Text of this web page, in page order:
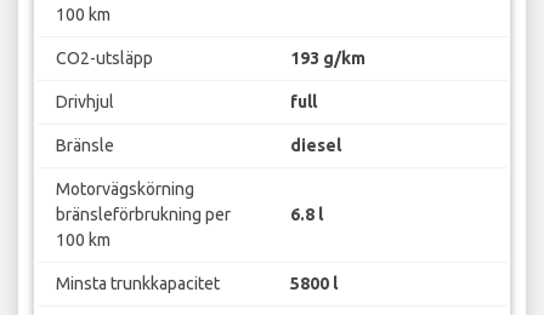
100 km
CO2-utsläpp 193 g/km
Drivhjul full
Bränsle diesel
Motorvägskörning
bränsleförbrukning per
100 km
6.8 l
Minsta trunkkapacitet 5800 l